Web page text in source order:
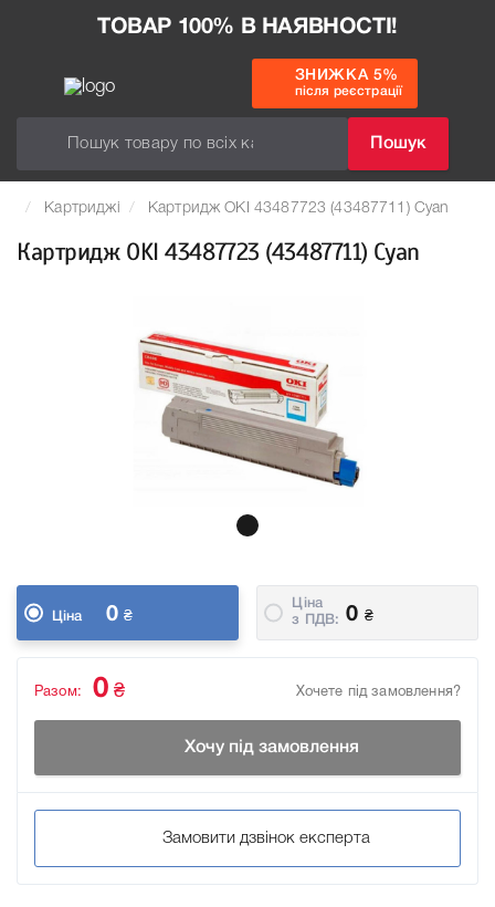
ТОВАР 100% В НАЯВНОСТІ!
Пошук
ЗНИЖКА 5%
після реєстрації
Картриджі Картридж OKI 43487723 (43487711) Cyan
Картридж OKI 43487723 (43487711) Cyan
Ціна 0 ₴
Ціна
з ПДВ:
0 ₴
Хочете під замовлення?
Разом: 0 ₴
Хочу під замовлення
Замовити дзвінок експерта